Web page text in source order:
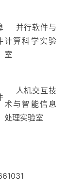
并行软件与
计算科学实验
室
人机交互技
术与智能信息
处理实验室